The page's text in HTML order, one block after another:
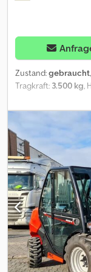
Zustand:gebraucht
Tragkraft: 3.500 kg,
Manitou MRT 1635 |
2009 ? Perkins
Aijy Uvcdopek ?
Gabelzinken: 1200
? Achsenanzahl: 2 ?
Reichweite: 13,20
Hydrostatischer
Bereifung vorne ca.
u. Irrtümer